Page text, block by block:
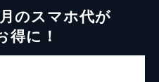
のスマホ代が
得に！